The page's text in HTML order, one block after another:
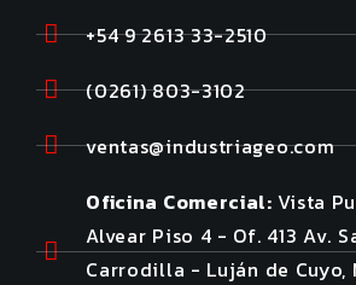
+54 9 2613 33-2510
(0261) 803-3102
ventas@industriageo.com
Oficina Comercial: Vista
Alvear Piso 4 - Of. 413 Av.
Carrodilla - Luján de Cuyo,